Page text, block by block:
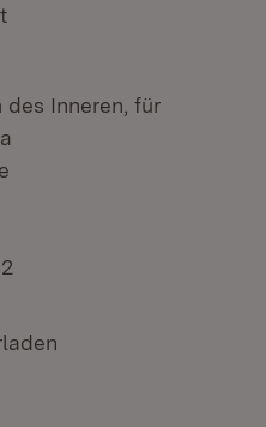
des Inneren, für